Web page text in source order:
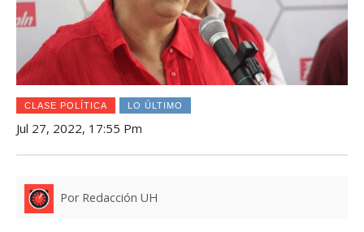
CLASE POLÍTICA LO ÚLTIMO
Jul 27, 2022, 17:55 Pm
Por Redacción UH